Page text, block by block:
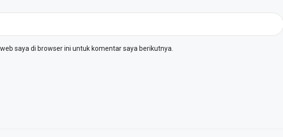
saya di browser ini untuk komentar saya berikutnya.